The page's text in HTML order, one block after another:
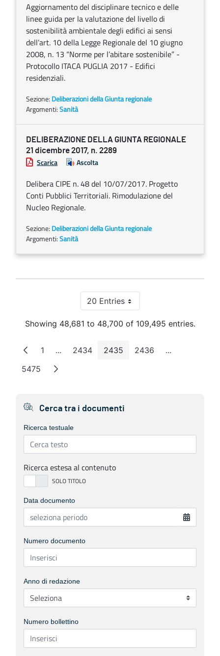
Aggiornamento del disciplinare tecnico e delle
linee guida per la valutazione del livello di
sostenibilità ambientale degli edifici ai sensi
dell’art. 10 della Legge Regionale del 10 giugno
2008, n. 13 “Norme per l’abitare sostenibile” -
Protocollo ITACA PUGLIA 2017 - Edifici
residenziali.
Sezione: Deliberazioni della Giunta regionale
Argomenti:Sanità
DELIBERAZIONE DELLA GIUNTA REGIONALE
21 dicembre 2017, n. 2289
Scarica Ascolta
Delibera CIPE n. 48 del 10/07/2017. Progetto
Conti Pubblici Territoriali. Rimodulazione del
Nucleo Regionale.
Sezione: Deliberazioni della Giunta regionale
Argomenti:Sanità
20 EntriesPer Page
Showing 48,681 to 48,700 of 109,495 entries.
Page
1 ...Intermediate Pages
Page
2434 Page
2435 Page
2436 ...Intermediate
Page
5475
Cerca tra i documenti
Ricerca testuale
Ricerca estesa al contenuto
Data documento
Numero documento
Anno di redazione
Numero bollettino